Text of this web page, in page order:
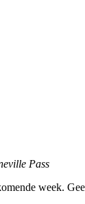
Pass
week.